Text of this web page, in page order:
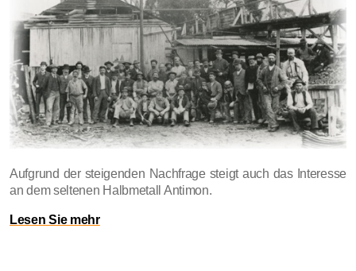
Aufgrund der steigenden Nachfrage steigt auch das Interesse
an dem seltenen Halbmetall Antimon.
Lesen Sie mehr